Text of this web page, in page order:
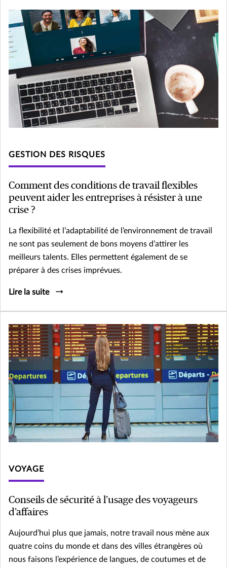
GESTION DES RISQUES
Comment des conditions de travail flexibles
peuvent aider les entreprises à résister à une
crise ?
La flexibilité et l’adaptabilité de l’environnement de travail
ne sont pas seulement de bons moyens d’attirer les
meilleurs talents. Elles permettent également de se
préparer à des crises imprévues.
Lire la suite
VOYAGE
Conseils de sécurité à l’usage des voyageurs
d’affaires
Aujourd’hui plus que jamais, notre travail nous mène aux
quatre coins du monde et dans des villes étrangères où
nous faisons l’expérience de langues, de coutumes et de